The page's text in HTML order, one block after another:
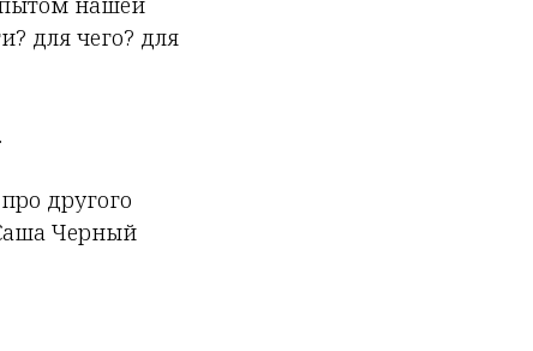
для чего? для
другого
Черный